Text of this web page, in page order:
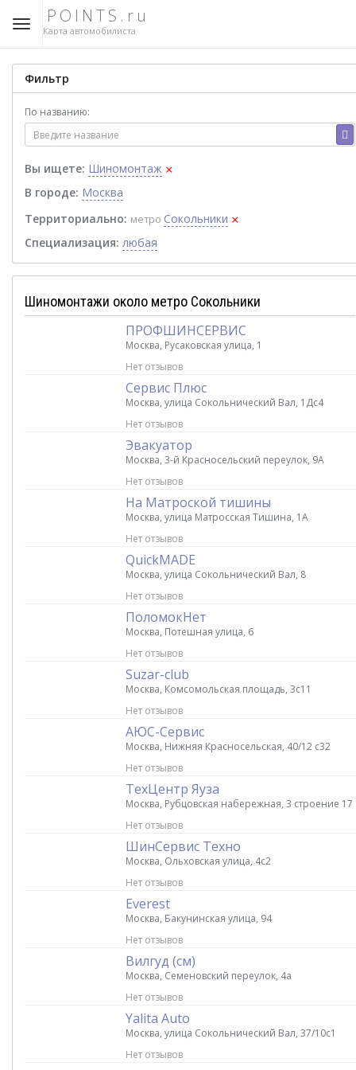
POINTS.ru
Карта автомобилиста
Фильтр
По названию:
Вы ищете: Шиномонтаж ×
В городе: Москва
Территориально: метро Сокольники ×
Специализация: любая
Шиномонтажи около метро Сокольники
ПРОФШИНСЕРВИС
Москва, Русаковская улица, 1
Нет отзывов
Сервис Плюс
Москва, улица Сокольнический Вал, 1Дс4
Нет отзывов
Эвакуатор
Москва, 3-й Красносельский переулок, 9А
Нет отзывов
На Матроской тишины
Москва, улица Матросская Тишина, 1А
Нет отзывов
QuickMADE
Москва, улица Сокольнический Вал, 8
Нет отзывов
ПоломокНет
Москва, Потешная улица, 6
Нет отзывов
Suzar-club
Москва, Комсомольская площадь, 3с11
Нет отзывов
АЮС-Сервис
Москва, Нижняя Красносельская, 40/12 с32
Нет отзывов
ТехЦентр Яуза
Москва, Рубцовская набережная, 3 строение 17
Нет отзывов
ШинСервис Техно
Москва, Ольховская улица, 4с2
Нет отзывов
Everest
Москва, Бакунинская улица, 94
Нет отзывов
Вилгуд (см)
Москва, Семеновский переулок, 4а
Нет отзывов
Yalita Auto
Москва, улица Сокольнический Вал, 37/10с1
Нет отзывов